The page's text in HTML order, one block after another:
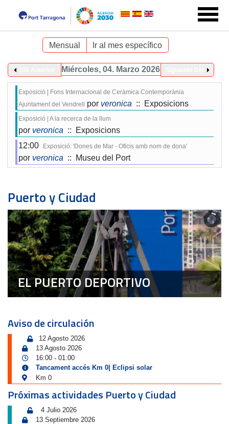
Mensual Ir al mes específico
Miércoles, 04. Marzo 2026
Exposició | Fons Internacional de Ceràmica Contemporània
Ajuntament del Vendrell
por veronica :: Exposicions
Exposició | A la recerca de la llum
por veronica :: Exposicions
12:00
Exposició: 'Dones de Mar - Oficis amb nom de dona'
por veronica :: Museu del Port
Puerto y Ciudad
EL PUERTO DEPORTIVO
Aviso de circulación
12 Agosto 2026
13 Agosto 2026
16:00 - 01:00
Tancament accés Km 0| Eclipsi solar
Km 0
Próximas actividades Puerto y Ciudad
4 Julio 2026
13 Septiembre 2026